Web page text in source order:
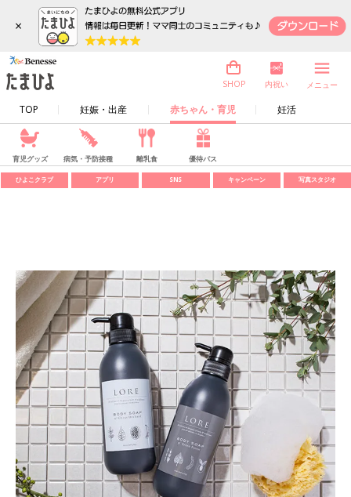
×
TOP 妊娠・出産 赤ちゃん・育児 妊活
SHOP 内祝い メニュー
育児グッズ 病気・予防接種 離乳食 優待パス
ひよこクラブ アプリ SNS キャンペーン 写真スタジオ